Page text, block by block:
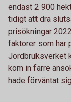
endast 2 900
tidigt att dra
prisökningar
faktorer som har
Jordbruksverket
kom in färre
hade förväntat